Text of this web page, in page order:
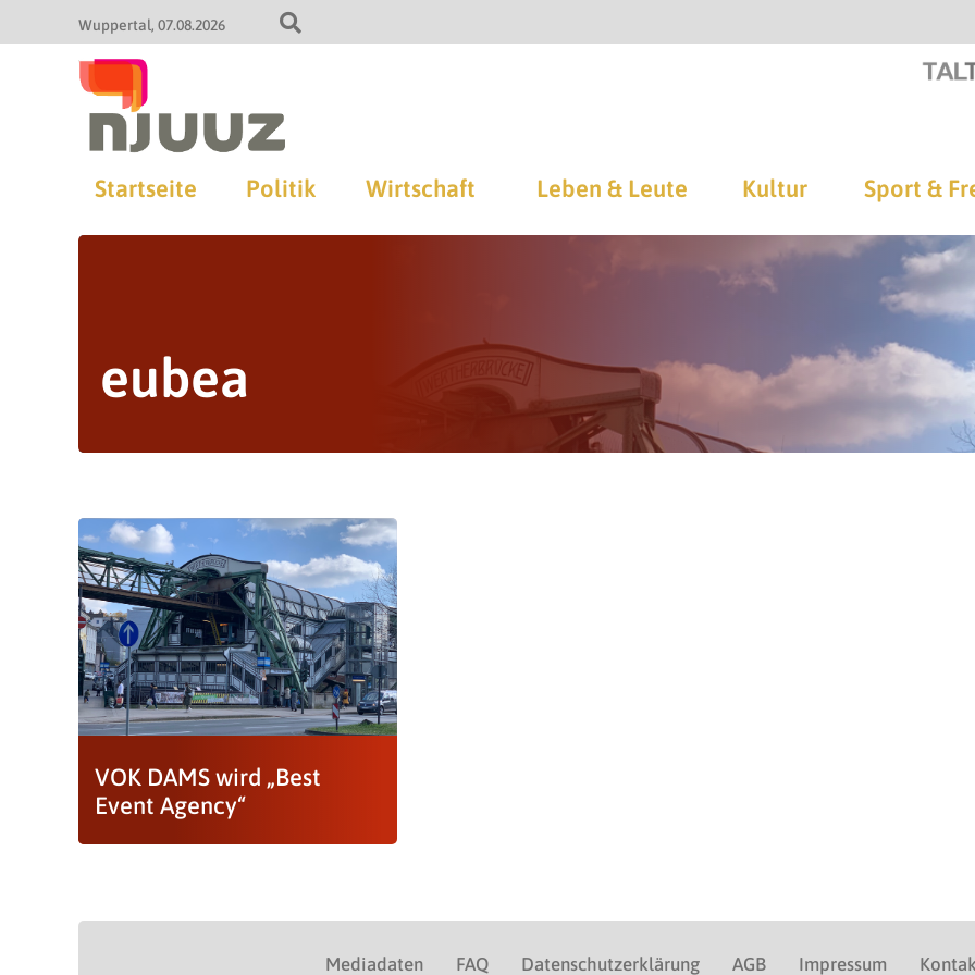
Wuppertal 07.08.2026
Startseite Politik Wirtschaft Leben & Leute Kultur Sport &
eubea
VOK DAMS wird „Best
Event Agency“
Mediadaten FAQ Datenschutzerklärung AGB Impressum